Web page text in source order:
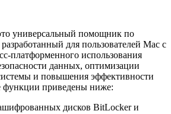
универсальный помощник по
для пользователей Mac с
платформенного использования
данных, оптимизации
и повышения эффективности
функции приведены ниже:
дисков BitLocker и